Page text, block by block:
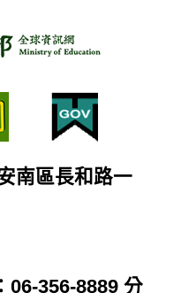
南區長和路一
06-356-8889 分